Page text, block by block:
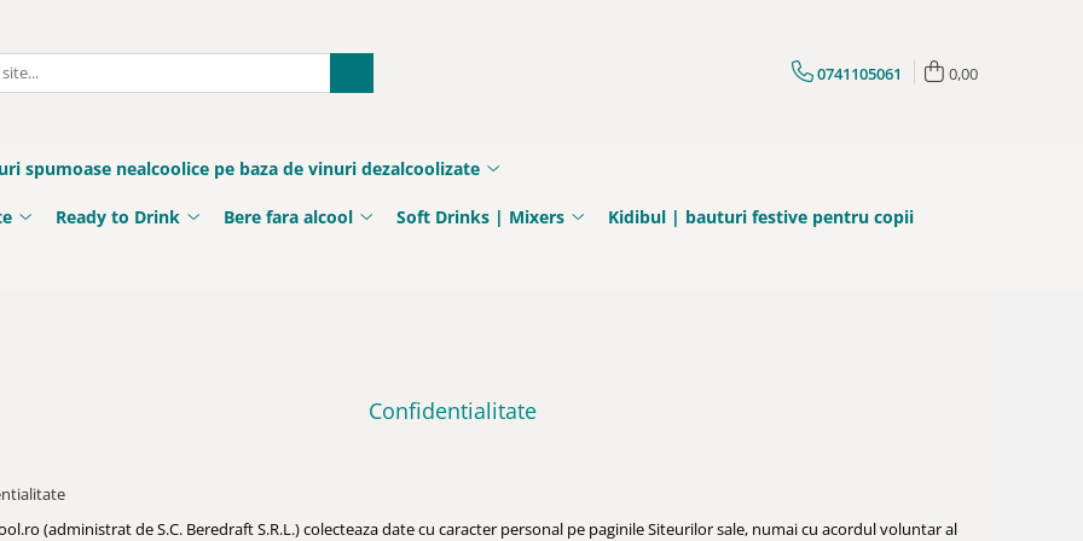
0741105061 0,00
spumoase nealcoolice pe baza de vinuri dezalcoolizate
Ready to Drink Bere fara alcool Soft Drinks | Mixers Kidibul | bauturi festive pentru copii
Confidentialitate
(administrat de S.C. Beredraft S.R.L.) colecteaza date cu caracter personal pe paginile Siteurilor sale, numai cu acordul voluntar al